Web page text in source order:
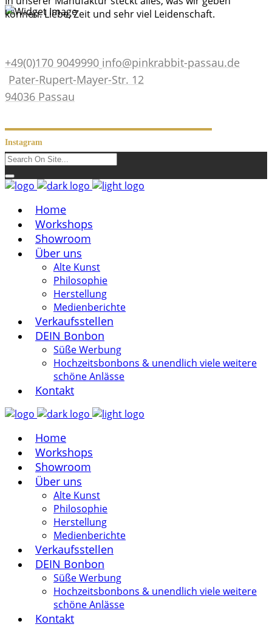
können: Liebe, Zeit und sehr viel Leidenschaft.
+49(0)170 9049990 info@pinkrabbit-passau.de
Pater-Rupert-Mayer-Str. 12
94036 Passau
Instagram
Home
Workshops
Showroom
Über uns
Alte Kunst
Philosophie
Herstellung
Medienberichte
Verkaufsstellen
DEIN Bonbon
Süße Werbung
Hochzeitsbonbons & unendlich viele weitere
schöne Anlässe
Kontakt
Home
Workshops
Showroom
Über uns
Alte Kunst
Philosophie
Herstellung
Medienberichte
Verkaufsstellen
DEIN Bonbon
Süße Werbung
Hochzeitsbonbons & unendlich viele weitere
schöne Anlässe
Kontakt